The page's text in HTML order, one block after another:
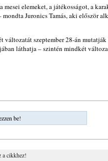
elemeket, a játékosságot, a
Juronics Tamás, aki először
szeptember 28-án mutatják
láthatja – szintén mindkét
be!
a cikkhez!